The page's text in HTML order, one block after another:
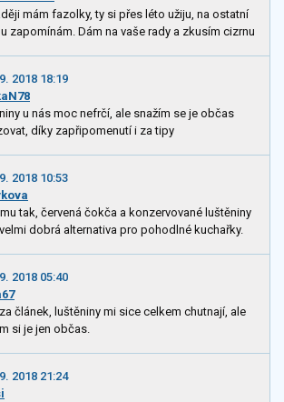
mám fazolky, ty si přes léto užiju, na ostatní
zapomínám. Dám na vaše rady a zkusím cizrnu
2018 18:19
u nás moc nefrčí, ale snažím se je občas
díky zapřipomenutí i za tipy
2018 10:53
tak, červená čokča a konzervované luštěniny
dobrá alternativa pro pohodlné kuchařky.
2018 05:40
článek, luštěniny mi sice celkem chutnají, ale
si je jen občas.
2018 21:24